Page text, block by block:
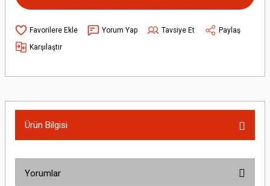
Yorum Yap Tavsiye Et
Paylaş
Karşılaştır
Ürün Bilgisi
Yorumlar